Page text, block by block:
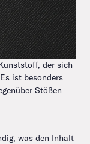
der sich
ist besonders
Stößen –
was den Inhalt